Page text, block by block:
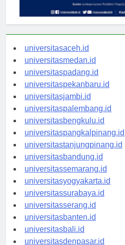
universitasaceh.id
universitasmedan.id
universitaspadang.id
universitaspekanbaru.id
universitasjambi.id
universitaspalembang.id
universitasbengkulu.id
universitaspangkalpinang.id
universitastanjungpinang.id
universitasbandung.id
universitassemarang.id
universitasyogyakarta.id
universitassurabaya.id
universitasserang.id
universitasbanten.id
universitasbali.id